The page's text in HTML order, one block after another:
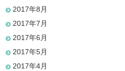
2017年8月
2017年7月
2017年6月
2017年5月
2017年4月